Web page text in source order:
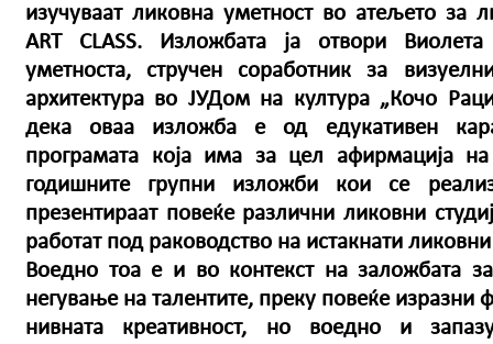
изучуваат ликовна уметност во атељето за
ART CLASS. Изложбата ја отвори
уметноста, стручен соработник за
архитектура во ЈУДом на култура „Кочо
дека оваа изложба е од едукативен
програмата која има за цел афирмација
годишните групни изложби кои се
презентираат повеќе различни ликовни
работат под раководство на истакнати
Воедно тоа е и во контекст на заложбата
негување на талентите, преку повеќе
нивната креативност, но воедно и